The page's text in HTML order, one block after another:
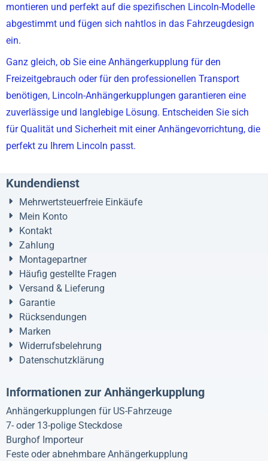
montieren und perfekt auf die spezifischen Lincoln-Modelle
abgestimmt und fügen sich nahtlos in das Fahrzeugdesign
ein.
Ganz gleich, ob Sie eine Anhängerkupplung für den
Freizeitgebrauch oder für den professionellen Transport
benötigen, Lincoln-Anhängerkupplungen garantieren eine
zuverlässige und langlebige Lösung. Entscheiden Sie sich
für Qualität und Sicherheit mit einer Anhängevorrichtung, die
perfekt zu Ihrem Lincoln passt.
Kundendienst
Mehrwertsteuerfreie Einkäufe
Mein Konto
Kontakt
Zahlung
Montagepartner
Häufig gestellte Fragen
Versand & Lieferung
Garantie
Rücksendungen
Marken
Widerrufsbelehrung
Datenschutzklärung
Informationen zur Anhängerkupplung
Anhängerkupplungen für US-Fahrzeuge
7- oder 13-polige Steckdose
Burghof Importeur
Feste oder abnehmbare Anhängerkupplung